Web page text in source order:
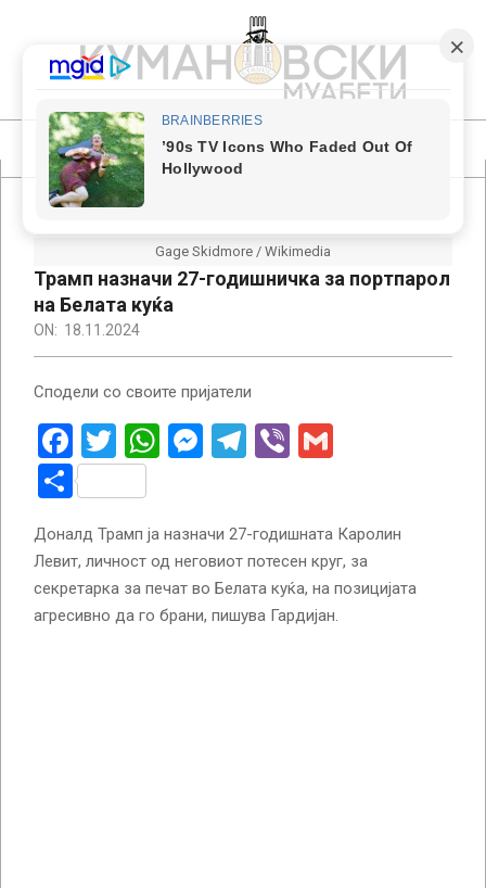
content
КУМАНОВСКИ
МУАБЕТИ
Primary
Navigation
Gage Skidmore / Wikimedia
Трамп назначи 27-годишничка за портпарол
на Белата куќа
ON: 18.11.2024
Сподели со своите пријатели
Facebook
Twitter
WhatsApp
Messenger
Telegram
Viber
Share
Доналд Трамп ја назначи 27-годишната Каролин
Левит, личност од неговиот потесен круг, за
секретарка за печат во Белата куќа, на позицијата
агресивно да го брани, пишува Гардијан.